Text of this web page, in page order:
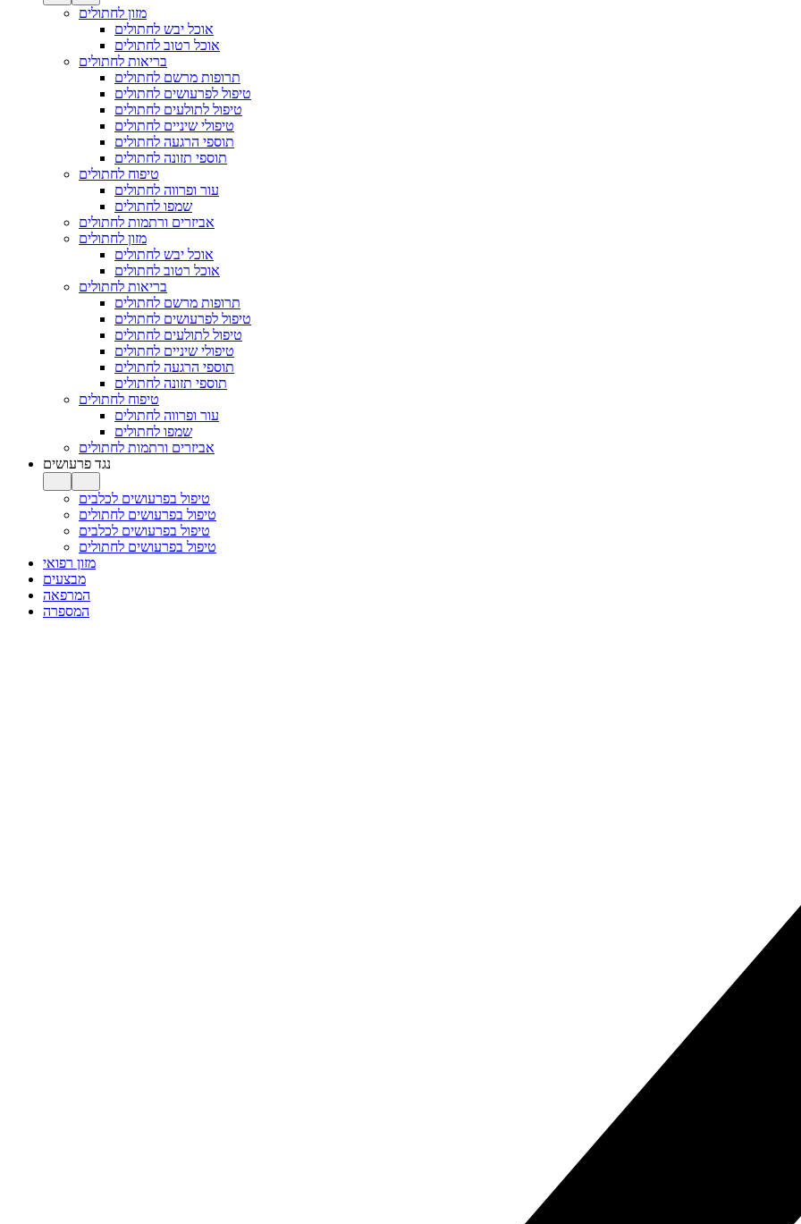
מזון לחתולים
אוכל יבש לחתולים
אוכל רטוב לחתולים
בריאות לחתולים
תרופות מרשם לחתולים
טיפול לפרעושים לחתולים
טיפול לתולעים לחתולים
טיפולי שיניים לחתולים
תוספי הרגעה לחתולים
תוספי תזונה לחתולים
טיפוח לחתולים
עור ופרווה לחתולים
שמפו לחתולים
אביזרים ורתמות לחתולים
מזון לחתולים
אוכל יבש לחתולים
אוכל רטוב לחתולים
בריאות לחתולים
תרופות מרשם לחתולים
טיפול לפרעושים לחתולים
טיפול לתולעים לחתולים
טיפולי שיניים לחתולים
תוספי הרגעה לחתולים
תוספי תזונה לחתולים
טיפוח לחתולים
עור ופרווה לחתולים
שמפו לחתולים
אביזרים ורתמות לחתולים
נגד פרעושים
טיפול בפרעושים לכלבים
טיפול בפרעושים לחתולים
טיפול בפרעושים לכלבים
טיפול בפרעושים לחתולים
מזון רפואי
מבצעים
המרפאה
המספרה